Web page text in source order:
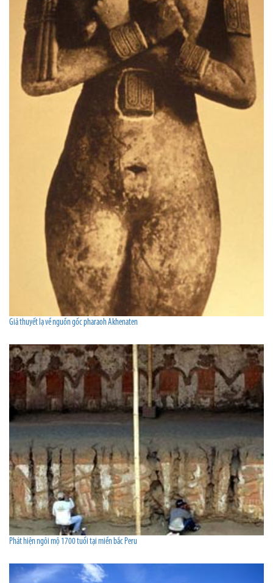
Giả thuyết lạ về nguồn gốc pharaoh Akhenaten
Phát hiện ngôi mộ 1700 tuổi tại miền bắc Peru